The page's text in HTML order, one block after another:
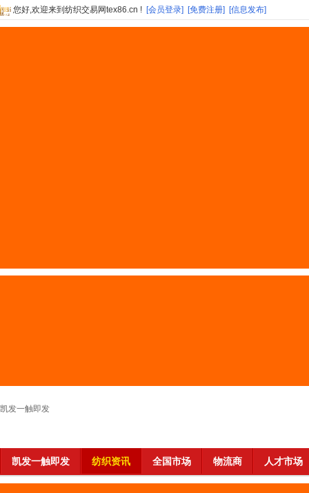
您好,欢迎来到纺织交易网tex86.cn ! [会员登录] [免费注册] [信息发布]
凯发一触即发
凯发一触即发 纺织资讯 全国市场 物流商 人才市场